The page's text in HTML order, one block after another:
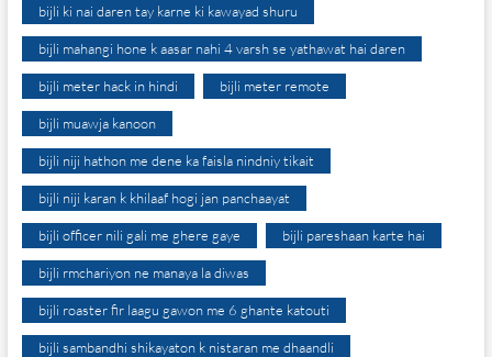
bijli ki nai daren tay karne ki kawayad shuru
bijli mahangi hone k aasar nahi 4 varsh se yathawat hai daren
bijli meter hack in hindi bijli meter remote
bijli muawja kanoon
bijli niji hathon me dene ka faisla nindniy tikait
bijli niji karan k khilaaf hogi jan panchaayat
bijli officer nili gali me ghere gaye bijli pareshaan karte hai
bijli rmchariyon ne manaya la diwas
bijli roaster fir laagu gawon me 6 ghante katouti
bijli sambandhi shikayaton k nistaran me dhaandli